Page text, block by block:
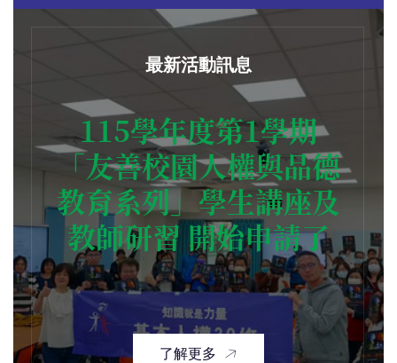
最新活動訊息
115學年度第1學期
「友善校園人權與品德
教育系列」學生講座及
教師研習 開始申請了
了解更多